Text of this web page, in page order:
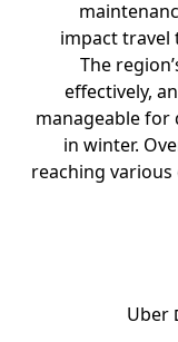
impact travel
The
effectively,
manageable for
in winter.
reaching